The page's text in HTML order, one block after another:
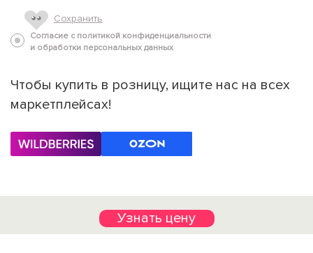
Сохранить
Согласие с политикой конфиденциальности
и обработки персональных данных
Чтобы купить в розницу, ищите нас на всех
маркетплейсах!
Узнать цену